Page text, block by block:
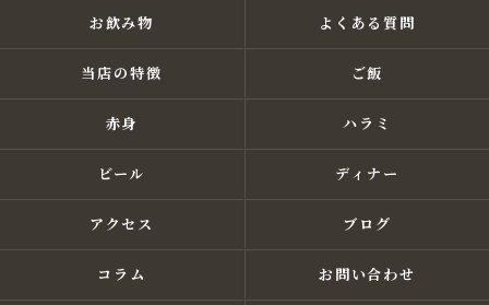
お飲み物 よくある質問
当店の特徴 ご飯
赤身 ハラミ
ビール ディナー
アクセス ブログ
コラム お問い合わせ